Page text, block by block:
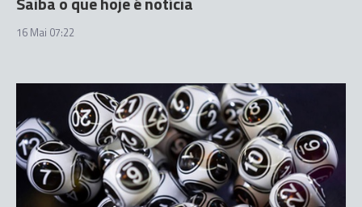
16 Mai 07:22